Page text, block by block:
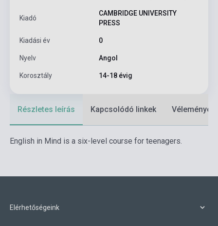
Kiadó
CAMBRIDGE UNIVERSITY
PRESS
Kiadási év 0
Nyelv Angol
Korosztály 14-18 évig
Részletes leírás Kapcsolódó linkek Vélemények
English in Mind is a six-level course for teenagers.
Elérhetőségeink